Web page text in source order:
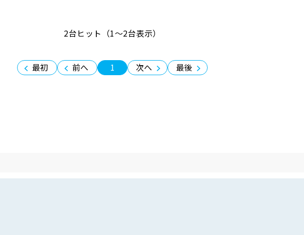
2台ヒット（1〜2台表示）
最初 前へ 1 次へ 最後